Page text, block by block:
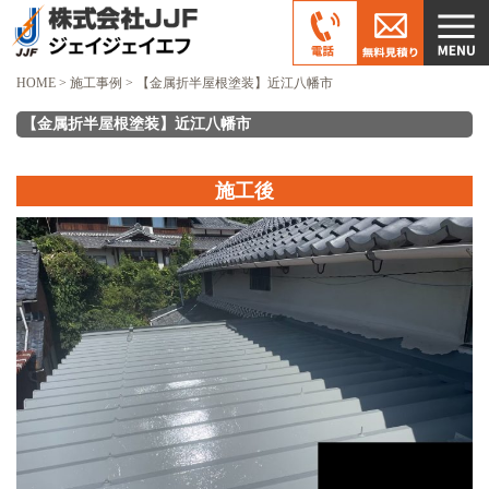
HOME > 施工事例 > 【金属折半屋根塗装】近江八幡市
【金属折半屋根塗装】近江八幡市
施工後